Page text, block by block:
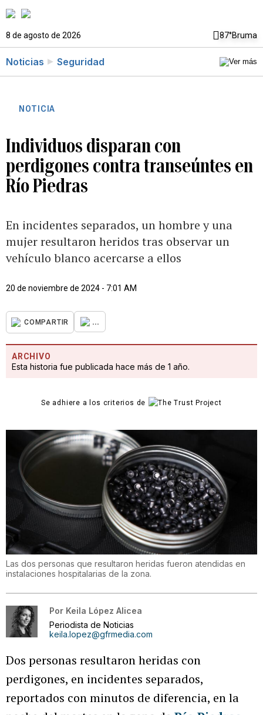
8 de agosto de 2026 87°Bruma
Noticias Seguridad
NOTICIA
Individuos disparan con
perdigones contra transeúntes en
Río Piedras
En incidentes separados, un hombre y una
mujer resultaron heridos tras observar un
vehículo blanco acercarse a ellos
20 de noviembre de 2024 - 7:01 AM
COMPARTIR ...
ARCHIVO
Esta historia fue publicada hace más de 1 año.
Se adhiere a los criterios de
Las dos personas que resultaron heridas fueron atendidas en
instalaciones hospitalarias de la zona.
Por Keila López Alicea
Periodista de Noticias
keila.lopez@gfrmedia.com
Dos personas resultaron heridas con
perdigones, en incidentes separados,
reportados con minutos de diferencia, en la